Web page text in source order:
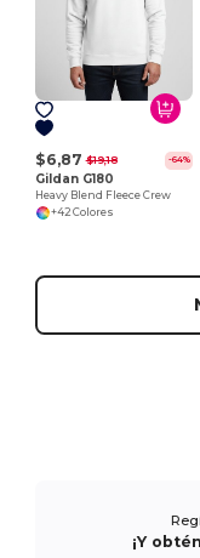
$6,87 $19,18 -64%
Gildan G180
Heavy Blend Fleece Crew
+42 Colores
¡Y